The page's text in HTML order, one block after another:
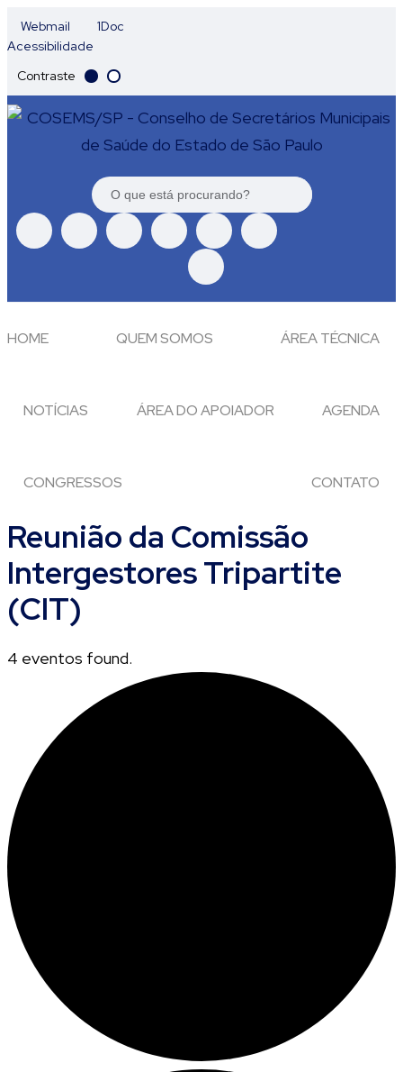
Webmail
1Doc
Acessibilidade
Contraste
HOME QUEM SOMOS ÁREA TÉCNICA
NOTÍCIAS ÁREA DO APOIADOR AGENDA
CONGRESSOS CONTATO
Reunião da Comissão
Intergestores Tripartite
(CIT)
4 eventos found.